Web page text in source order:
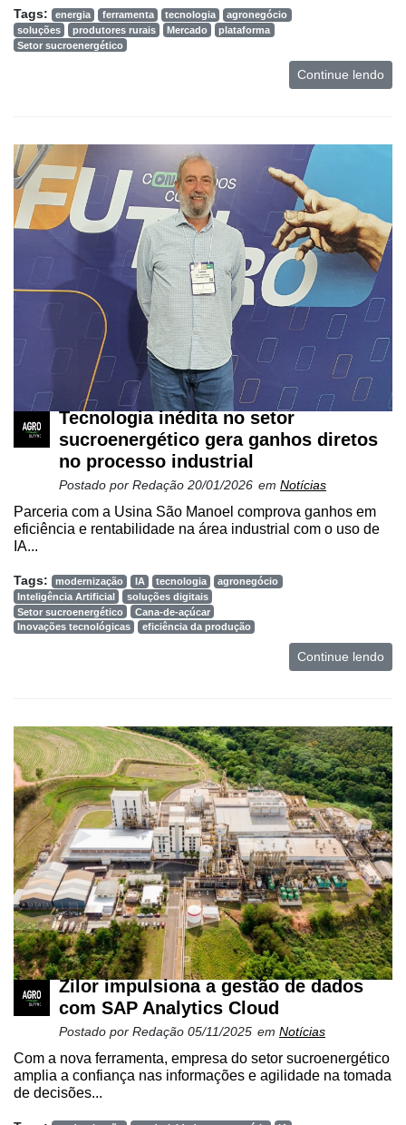
Cadastre-
se
Minha
conta
Mercado
Troca
de
Cadeira
Artigos
Agenda
Agricultura
de
Precisão
Automação
e
Robótica
Conectividade
Tags: energia ferramenta tecnologia
agronegócio
soluções
produtores rurais Mercado
plataforma
Setor sucroenergético
Continue lendo
Tecnologia inédita no setor
sucroenergético gera ganhos diretos
no processo industrial
Postado por Redação 20/01/2026 em Notícias
Parceria com a Usina São Manoel comprova ganhos em
eficiência e rentabilidade na área industrial com o uso de
IA...
Tags: modernização IA tecnologia
agronegócio
Inteligência Artificial
soluções digitais
Setor sucroenergético
Cana-de-açúcar
Inovações tecnológicas
eficiência da produção
Continue lendo
Zilor impulsiona a gestão de dados
com SAP Analytics Cloud
Postado por Redação 05/11/2025 em Notícias
Com a nova ferramenta, empresa do setor sucroenergético
amplia a confiança nas informações e agilidade na tomada
de decisões...